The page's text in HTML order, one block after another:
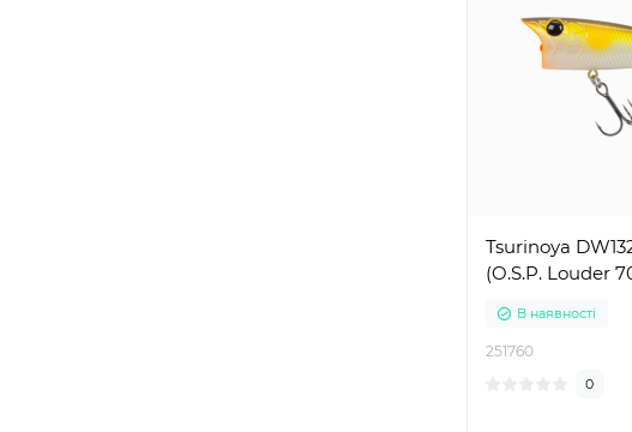
Tsurinoya
(O.S.P. Louder
В наявності
251760
0